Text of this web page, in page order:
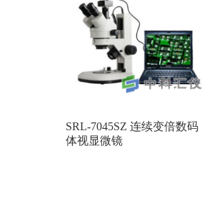
SRL-7045SZ 连续变倍数码
体视显微镜